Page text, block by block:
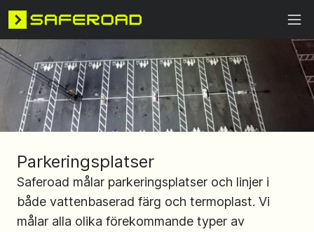
Parkeringsplatser
Saferoad målar parkeringsplatser och linjer i
både vattenbaserad färg och termoplast. Vi
målar alla olika förekommande typer av